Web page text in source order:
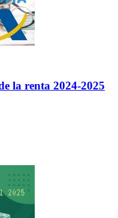
la renta 2024-2025